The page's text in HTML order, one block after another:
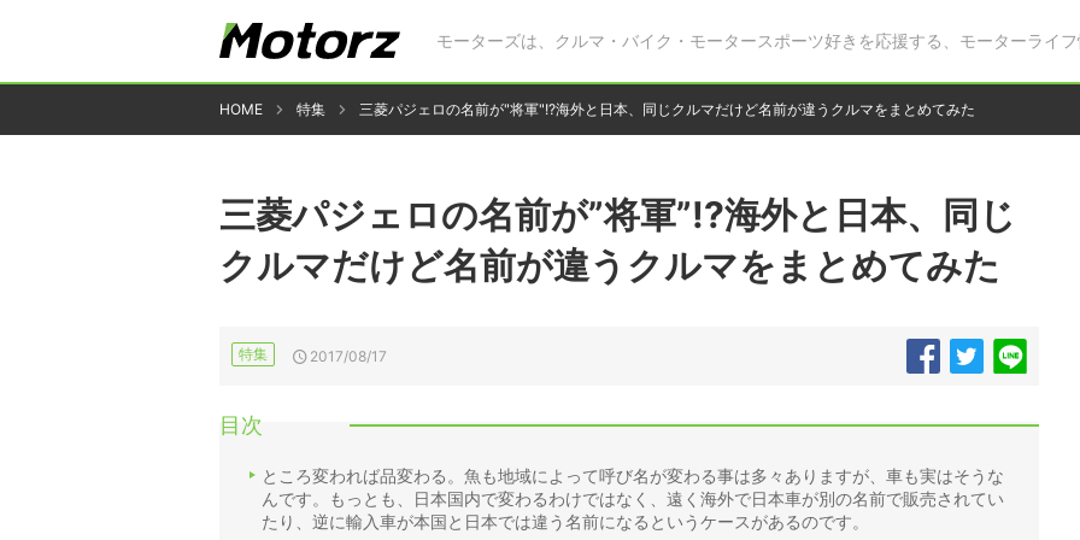
モーターズは、クルマ・バイク・モータースポーツ好きを応援する、モーターライフ
HOME 特集 三菱パジェロの名前が"将軍"!?海外と日本、同じクルマだけど名前が違うクルマをまとめてみた
三菱パジェロの名前が”将軍”!?海外と日本、同じ
クルマだけど名前が違うクルマをまとめてみた
特集 2017/08/17
目次
ところ変われば品変わる。魚も地域によって呼び名が変わる事は多々ありますが、車も実はそうな
んです。もっとも、日本国内で変わるわけではなく、遠く海外で日本車が別の名前で販売されてい
たり、逆に輸入車が本国と日本では違う名前になるというケースがあるのです。